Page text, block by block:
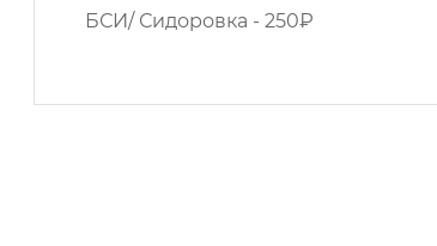
БСИ/ Сидоровка - 250₽